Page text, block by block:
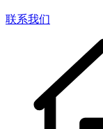
联系我们